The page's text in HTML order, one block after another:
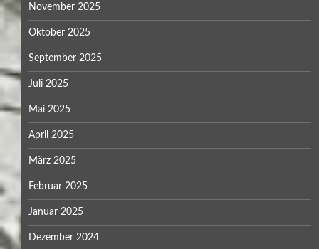
November 2025
Oktober 2025
September 2025
Juli 2025
Mai 2025
April 2025
März 2025
Februar 2025
Januar 2025
Dezember 2024